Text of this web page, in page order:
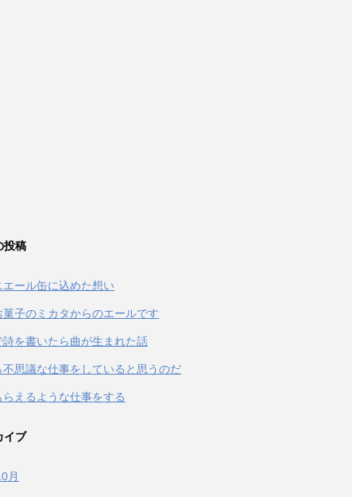
投稿
エール缶に込めた想い
菓子のミカタからのエールです
詩を書いたら曲が生まれた話
不思議な仕事をしていると思うのだ
えるような仕事をする
イブ
月